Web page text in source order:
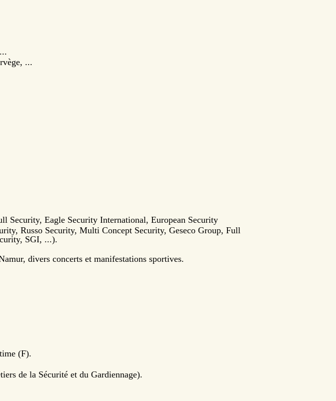
...
Security, Eagle Security International, European Security
Russo Security, Multi Concept Security, Geseco Group, Full
SGI, ...).
divers concerts et manifestations sportives.
(F).
de la Sécurité et du Gardiennage).